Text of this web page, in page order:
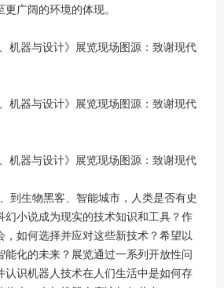
广阔的环境的体现。
机器与设计》展览现场图源：致谢现代
机器与设计》展览现场图源：致谢现代
机器与设计》展览现场图源：致谢现代
到生物黑客、智能城市，人类是否有史
幻小说成为现实的技术知识和工具？作
，如何选择并应对这些新技术？希望以
能化的未来？展览通过一系列开放性问
认识机器人技术在人们生活中是如何存